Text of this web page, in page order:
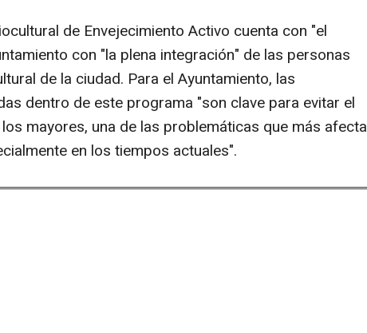
de Envejecimiento Activo cuenta con "el
con "la plena integración" de las personas
de la ciudad. Para el Ayuntamiento, las
dentro de este programa "son clave para evitar el
mayores, una de las problemáticas que más afecta
en los tiempos actuales".